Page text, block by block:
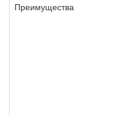
Преимущества